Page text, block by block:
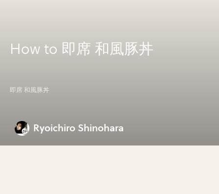
How to 即席 和風豚丼
即席 和風豚丼
Ryoichiro Shinohara